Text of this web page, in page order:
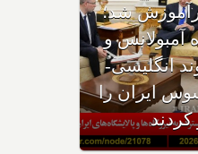
پس از حمله
به شدت به
حوثی‌ها: از
عوارض عبور